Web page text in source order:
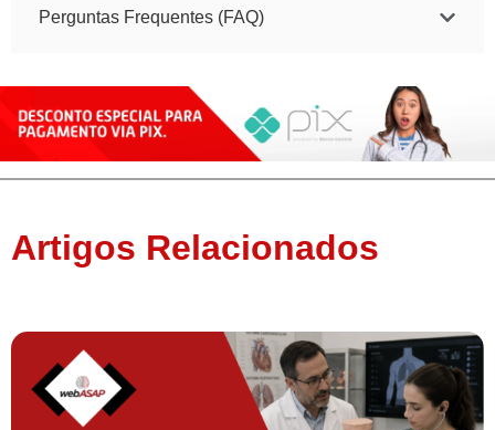
Perguntas Frequentes (FAQ)
Artigos Relacionados